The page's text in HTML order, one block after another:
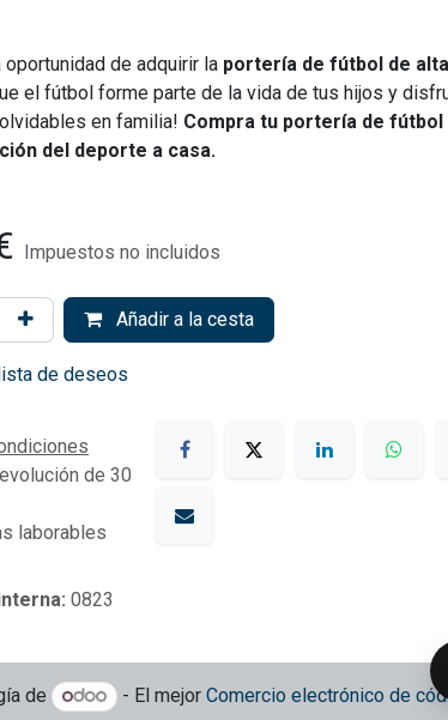
de adquirir la portería de fútbol de
el fútbol forme parte de la vida de tus hijos y
en familia! Compra tu portería de fútbol
del deporte a casa.
Impuestos no incluidos
Añadir a la cesta
de deseos
de 30
laborables
0823
de - El mejor Comercio electrónico de